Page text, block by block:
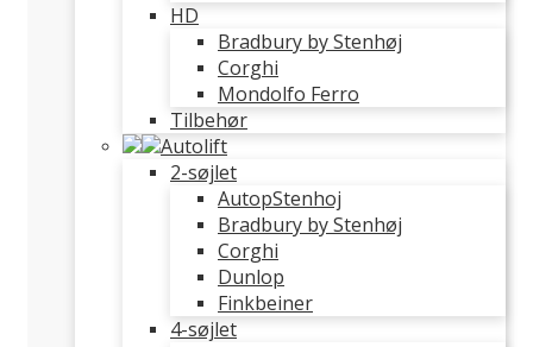
HD
Bradbury by Stenhøj
Corghi
Mondolfo Ferro
Tilbehør
Autolift
2-søjlet
AutopStenhoj
Bradbury by Stenhøj
Corghi
Dunlop
Finkbeiner
4-søjlet